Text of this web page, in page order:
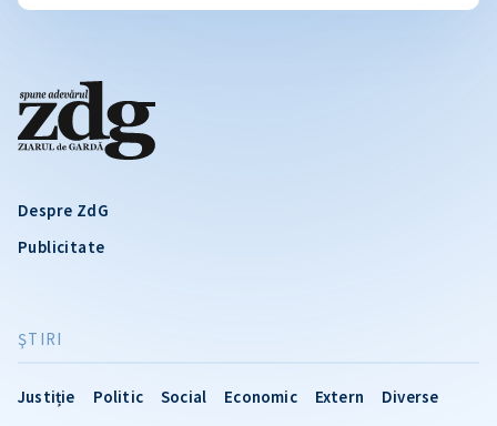
Despre ZdG
Publicitate
ŞTIRI
Justiție Politic Social Economic Extern Diverse